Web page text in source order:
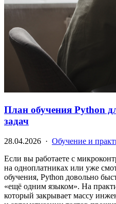
План обучения Python
задач
28.04.2026 · Обучение и
Если вы работаете с
на одноплатниках или уже
обучения, Python довольно
«ещё одним языком». На
который закрывает массу